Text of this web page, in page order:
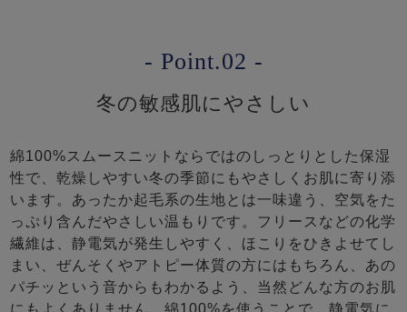
- Point.02 -
冬の敏感肌にやさしい
綿100%スムースニットならではのしっとりとした保湿
性で、乾燥しやすい冬の季節にもやさしくお肌に寄り添
います。あったか起毛系の生地とは一味違う、空気をた
っぷり含んだやさしい温もりです。フリースなどの化学
繊維は、静電気が発生しやすく、ほこりをひきよせてし
まい、ぜんそくやアトピー体質の方にはもちろん、あの
パチッという音からもわかるよう、当然どんな方のお肌
にもよくありません。綿100%を使うことで、静電気に